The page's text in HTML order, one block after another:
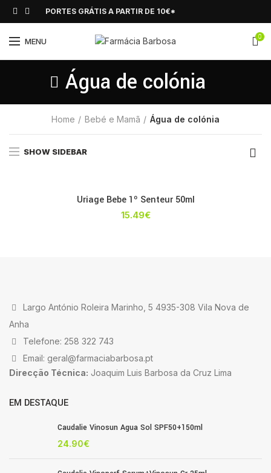
PORTES GRÁTIS A PARTIR DE 10€*
MENU 0
Água de colónia
Home Bebé e Mamã Água de colónia
SHOW SIDEBAR
Uriage Bebe 1º Senteur 50ml
15.49€
Largo António Roleira Marinho, 5 4935-308 Vila Nova de
Anha
Telefone: 258 322 743
Email: geral@farmaciabarbosa.pt
Direcção Técnica: Joaquim Luis Barbosa da Cruz Lima
EM DESTAQUE
Caudalie Vinosun Agua Sol SPF50+150ml
24.90€